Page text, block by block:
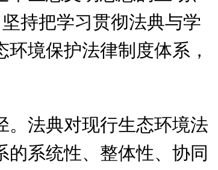
持把学习贯彻法典与学
境保护法律制度体系，
。法典对现行生态环境法
系统性、整体性、协同